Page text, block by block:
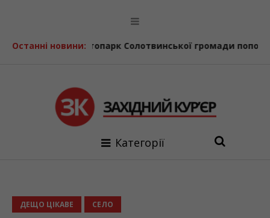
Останні новини:
Автопарк Солотвинської громади поповнив ще
Категорії
ДЕЩО ЦІКАВЕ СЕЛО